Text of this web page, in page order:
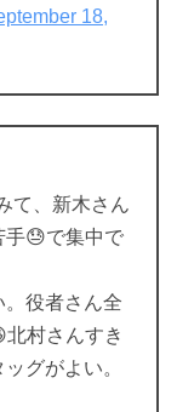
18,
て、新木さん
手😓で集中で
役者さん全
村さんすき
グがよい。